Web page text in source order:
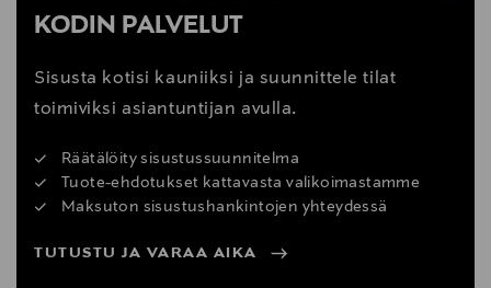
KODIN PALVELUT
Sisusta kotisi kauniiksi ja suunnittele tilat
toimiviksi asiantuntijan avulla.
Räätälöity sisustussuunnitelma
Tuote-ehdotukset kattavasta valikoimastamme
Maksuton sisustushankintojen yhteydessä
TUTUSTU JA VARAA AIKA